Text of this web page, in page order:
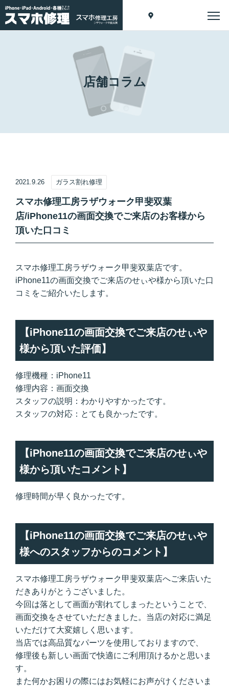
店舗コラム
2021.9.26 ガラス割れ修理
スマホ修理工房ラザウォーク甲斐双葉
店/iPhone11の画面交換でご来店のお客様から
頂いた口コミ
スマホ修理工房ラザウォーク甲斐双葉店です。
iPhone11の画面交換でご来店のせぃや様から頂いた口
コミをご紹介いたします。
【iPhone11の画面交換でご来店のせぃや
様から頂いた評価】
修理機種：iPhone11
修理内容：画面交換
スタッフの説明：わかりやすかったです。
スタッフの対応：とても良かったです。
【iPhone11の画面交換でご来店のせぃや
様から頂いたコメント】
修理時間が早く良かったです。
【iPhone11の画面交換でご来店のせぃや
様へのスタッフからのコメント】
スマホ修理工房ラザウォーク甲斐双葉店へご来店いた
だきありがとうございました。
今回は落として画面が割れてしまったということで、
画面交換をさせていただきました。当店の対応に満足
いただけて大変嬉しく思います。
当店では高品質なパーツを使用しておりますので、
修理後も新しい画面で快適にご利用頂けるかと思いま
す。
また何かお困りの際にはお気軽にお声がけくださいま